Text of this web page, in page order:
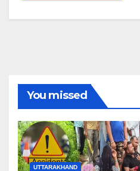
You missed
UTTARAKHAND